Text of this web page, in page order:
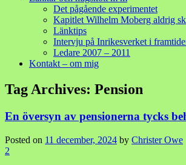
Det pågående experimentet
Kapitlet Wilhelm Moberg aldrig
Länktips
Intervju på Inrikesverket i
Ledare 2007 – 2011
Kontakt – om mig
Tag Archives: Pension
En översyn av pensionerna tycks
Posted on 11 december, 2024 by Christer Owe
2